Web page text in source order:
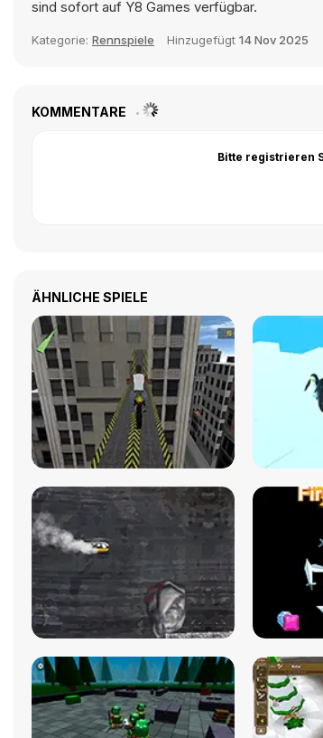
sind sofort auf Y8 Games verfügbar.
Kategorie: Rennspiele Hinzugefügt 14 Nov 2025
KOMMENTARE
Bitte registrieren
ÄHNLICHE SPIELE